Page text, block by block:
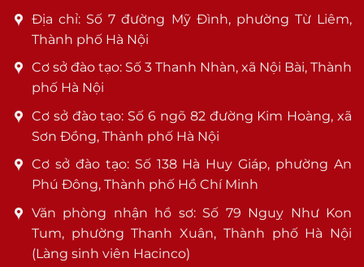
Địa chỉ: Số 7 đường Mỹ Đình, phường Từ Liêm,
Thành phố Hà Nội
Cơ sở đào tạo: Số 3 Thanh Nhàn, xã Nội Bài, Thành
phố Hà Nội
Cơ sở đào tạo: Số 6 ngõ 82 đường Kim Hoàng, xã
Sơn Đồng, Thành phố Hà Nội
Cơ sở đào tạo: Số 138 Hà Huy Giáp, phường An
Phú Đông, Thành phố Hồ Chí Minh
Văn phòng nhận hồ sơ: Số 79 Nguỵ Như Kon
Tum, phường Thanh Xuân, Thành phố Hà Nội
(Làng sinh viên Hacinco)